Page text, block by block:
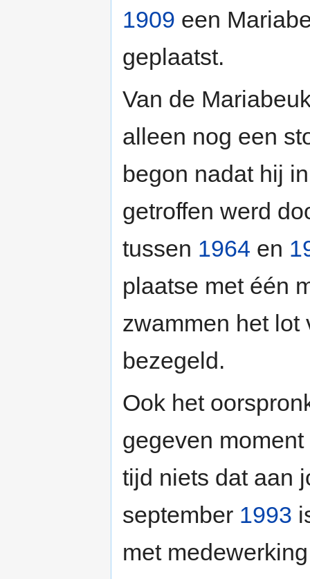
1909 een
geplaatst.
Van de
alleen nog een
begon nadat hij
getroffen werd
tussen 1964 en
plaatse met één
zwammen het lot
bezegeld.
Ook het
gegeven
tijd niets dat aan
september 1993
met